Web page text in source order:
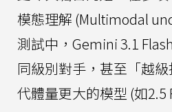
模態理解 (Multimodal
測試中，Gemini 3.1
同級別對手，甚至「越
代體量更大的模型 (如2.5